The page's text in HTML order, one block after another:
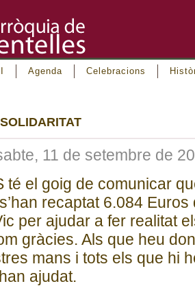
Agenda Celebracions
11 de setembre de
té el goig de comunicar
recaptat 6.084
per ajudar a fer realitat
gràcies. Als que heu
mans i tots els que hi
ajudat.